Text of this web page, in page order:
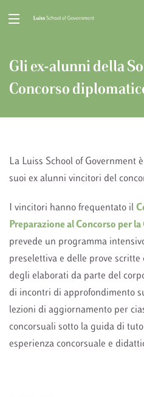
Gli ex-alunni della
Concorso
La Luiss School of Government
suoi ex alunni vincitori del
I vincitori hanno frequentato il
Preparazione al Concorso per
prevede un programma
preselettiva e delle prove
degli elaborati da parte del
di incontri di approfondimento
lezioni di aggiornamento per
concorsuali sotto la guida di
esperienza concorsuale e